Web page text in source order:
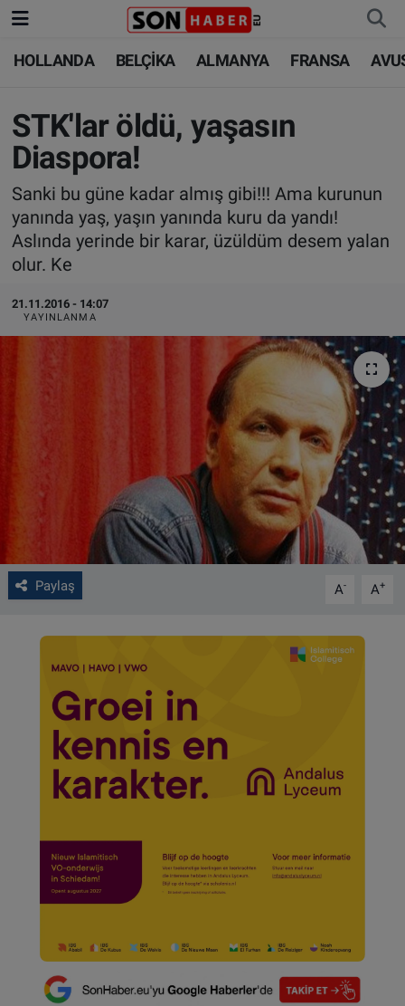
HOLLANDA BELÇİKA ALMANYA FRANSA
STK'lar öldü, yaşasın
Diaspora!
Sanki bu güne kadar almış gibi!!! Ama kurunun
yanında yaş, yaşın yanında kuru da yandı!
Aslında yerinde bir karar, üzüldüm desem yalan
olur. Ke
21.11.2016 - 14:07
YAYINLANMA
Paylaş A- A+
HOLLANDA
BELÇİKA
ALMANYA
FRANSA
AVUSTURYA
SAĞLIK - YAŞAM
HOLLANDA
BELÇİKA
ALMANYA
TÜRKİYE
DÜNYA
BİLİM-TEKNOLOJİ
FOTO GALERİ
ALGEMENE VOORWAARDEN
CONTACT
Çerez Politikası
Nöbetçi Eczaneler
Hava Durumu
Trafik Durumu
Süper Lig Puan Durumu ve Fikstür
Tüm Manşetler
Son Dakika Haberleri